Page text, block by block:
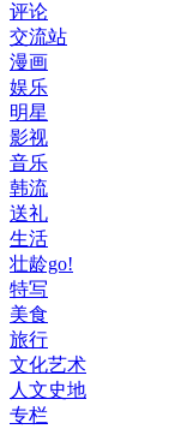
评论
交流站
漫画
娱乐
明星
影视
音乐
韩流
送礼
生活
壮龄go!
特写
美食
旅行
文化艺术
人文史地
专栏